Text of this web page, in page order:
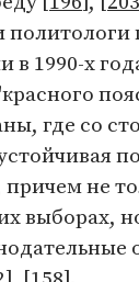
политологи
1990-х
где со
не
выборах,